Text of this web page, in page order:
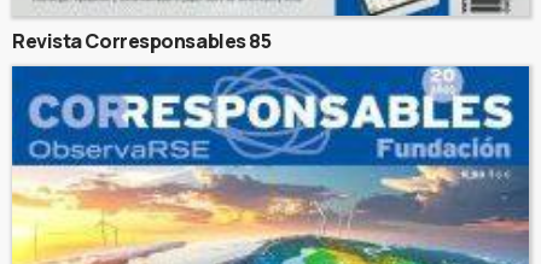
Revista Corresponsables 85